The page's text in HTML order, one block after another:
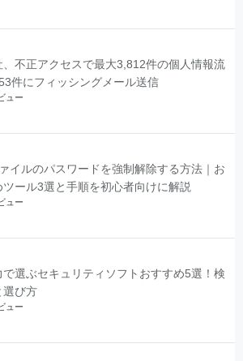
、不正アクセスで最大3,812件の個人情報流
件にフィッシングメール送信
ュー
イルのパスワードを強制解除する方法｜お
ツール3選と手順を初心者向けに解説
ュー
で選ぶセキュリティソフトおすすめ5選！検
選び方
ュー